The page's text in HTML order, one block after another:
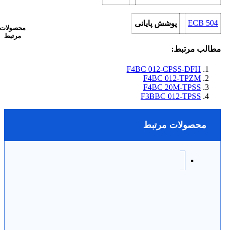
محصولات
مرتبط
پوشش پایانی ECB 504
مطالب مرتبط:
F4BC 012-CPSS-DFH
F4BC 012-TPZM
F4BC 20M-TPSS
F3BBC 012-TPSS
محصولات مرتبط